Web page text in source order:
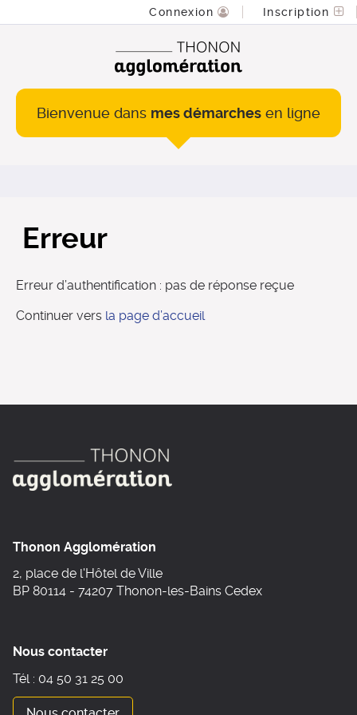
Connexion Inscription
Bienvenue dans mes démarches en ligne
Erreur
Erreur d’authentification : pas de réponse reçue
Continuer vers la page d’accueil
Thonon Agglomération
2, place de l'Hôtel de Ville
BP 80114 - 74207 Thonon-les-Bains Cedex
Nous contacter
Tél : 04 50 31 25 00